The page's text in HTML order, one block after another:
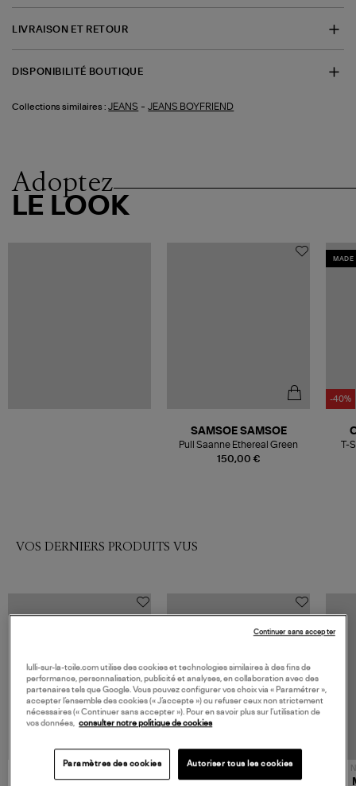
LIVRAISON ET RETOUR
DISPONIBILITÉ BOUTIQUE
Collections similaires : JEANS -JEANS BOYFRIEND
Adoptez
LE LOOK
150,00 €
SAMSOE SAMSOE
Pull Saanne Ethereal Green
MADE
-40%
T-
VOS DERNIERS PRODUITS VUS
JEROME DREYFUSS
NOUVELLE COLLECTION
TORAL
lulli-sur-la-toile.com utilise des cookies et technologies similaires à des fins de
performance, personnalisation, publicité et analyses, en collaboration avec des
partenaires tels que Google. Vous pouvez configurer vos choix via « Paramétrer »,
accepter l’ensemble des cookies (« J’accepte ») ou refuser ceux non strictement
nécessaires (« Continuer sans accepter »). Pour en savoir plus sur l’utilisation de
vos données, consulter notre politique de cookies
Paramètres des cookies Autoriser tous les cookies
Continuer sans accepter